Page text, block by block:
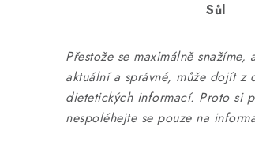
Sůl
Přestože se maximálně
aktuální a správné, může dojít z
dietetických informací. Proto si
nespoléhejte se pouze na